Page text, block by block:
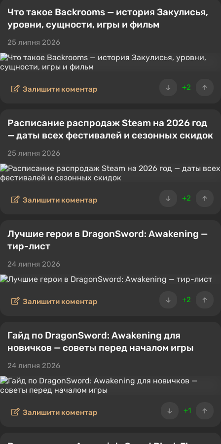
Что такое Backrooms — история Закулисья,
уровни, сущности, игры и фильм
25 липня 2026
+2
Залишити коментар
Расписание распродаж Steam на 2026 год
— даты всех фестивалей и сезонных скидок
25 липня 2026
+2
Залишити коментар
Лучшие герои в DragonSword: Awakening —
тир-лист
24 липня 2026
+2
Залишити коментар
Гайд по DragonSword: Awakening для
новичков — советы перед началом игры
24 липня 2026
+1
Залишити коментар